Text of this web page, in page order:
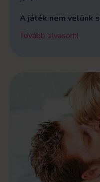
A játék nem velünk
Tovább olvasom!